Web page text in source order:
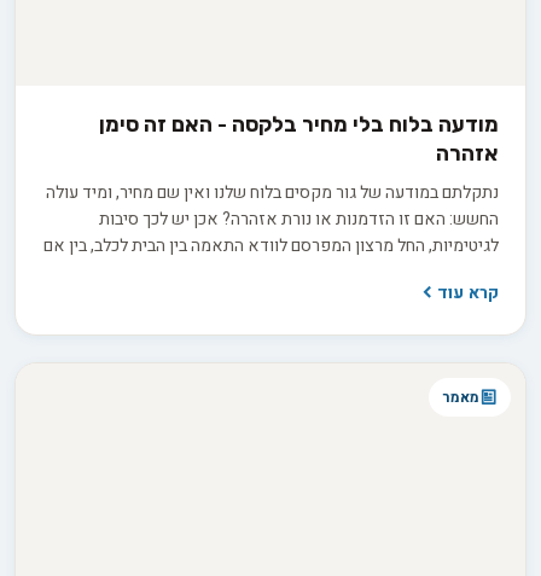
מודעה בלוח בלי מחיר בלקסה - האם זה סימן
אזהרה
נתקלתם במודעה של גור מקסים בלוח שלנו ואין שם מחיר, ומיד עולה
החשש: האם זו הזדמנות או נורת אזהרה? אכן יש לכך סיבות
לגיטימיות, החל מרצון המפרסם לוודא התאמה בין הבית לכלב, בין אם
בפועל השאלה היא לא רק כמה זה עולה, אלא כמה שקיפות
קרא עוד
מאמר